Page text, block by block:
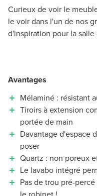
Curieux de voir le
le voir dans l'un de nos
d'inspiration pour la salle
Avantages
Mélaminé : résistant
Tiroirs à extension
portée de main
Davantage d'espace
poser
Quartz : non poreux
Le lavabo intégré
Pas de trou pré-